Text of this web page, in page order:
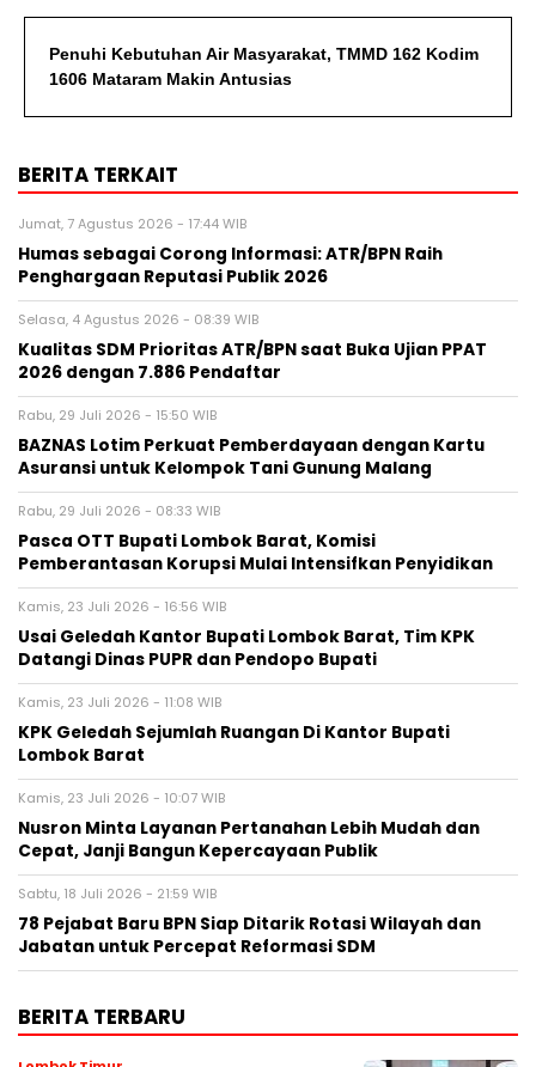
Penuhi Kebutuhan Air Masyarakat, TMMD 162 Kodim
1606 Mataram Makin Antusias
BERITA TERKAIT
Jumat, 7 Agustus 2026 - 17:44 WIB
Humas sebagai Corong Informasi: ATR/BPN Raih
Penghargaan Reputasi Publik 2026
Selasa, 4 Agustus 2026 - 08:39 WIB
Kualitas SDM Prioritas ATR/BPN saat Buka Ujian PPAT
2026 dengan 7.886 Pendaftar
Rabu, 29 Juli 2026 - 15:50 WIB
BAZNAS Lotim Perkuat Pemberdayaan dengan Kartu
Asuransi untuk Kelompok Tani Gunung Malang
Rabu, 29 Juli 2026 - 08:33 WIB
Pasca OTT Bupati Lombok Barat, Komisi
Pemberantasan Korupsi Mulai Intensifkan Penyidikan
Kamis, 23 Juli 2026 - 16:56 WIB
Usai Geledah Kantor Bupati Lombok Barat, Tim KPK
Datangi Dinas PUPR dan Pendopo Bupati
Kamis, 23 Juli 2026 - 11:08 WIB
KPK Geledah Sejumlah Ruangan Di Kantor Bupati
Lombok Barat
Kamis, 23 Juli 2026 - 10:07 WIB
Nusron Minta Layanan Pertanahan Lebih Mudah dan
Cepat, Janji Bangun Kepercayaan Publik
Sabtu, 18 Juli 2026 - 21:59 WIB
78 Pejabat Baru BPN Siap Ditarik Rotasi Wilayah dan
Jabatan untuk Percepat Reformasi SDM
BERITA TERBARU